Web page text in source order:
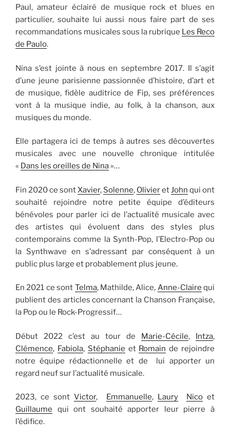
Paul, amateur éclairé de musique rock et blues en
particulier, souhaite lui aussi nous faire part de ses
recommandations musicales sous la rubrique Les Reco
de Paulo.
Nina s’est jointe à nous en septembre 2017. Il s’agit
d’une jeune parisienne passionnée d’histoire, d’art et
de musique, fidèle auditrice de Fip, ses préférences
vont à la musique indie, au folk, à la chanson, aux
musiques du monde.
Elle partagera ici de temps à autres ses découvertes
musicales avec une nouvelle chronique intitulée
« Dans les oreilles de Nina »…
Fin 2020 ce sontXavier, Solenne, OlivieretJohn qui ont
souhaité rejoindre notre petite équipe d’éditeurs
bénévoles pour parler ici de l’actualité musicale avec
des artistes qui évoluent dans des styles plus
contemporains comme la Synth-Pop, l’Electro-Pop ou
la Synthwave en s’adressant par conséquent à un
public plus large et probablement plus jeune.
En 2021 ce sont Telma, Mathilde, Alice, Anne-Claire qui
publient des articles concernant la Chanson Française,
la Pop ou le Rock-Progressif…
Début 2022 c’est au tour de Marie-Cécile, Intza,
Clémence, Fabiola, Stéphanie et Romain de rejoindre
notre équipe rédactionnelle et de lui apporter un
regard neuf sur l’actualité musicale.
2023, ce sontVictor, Emmanuelle, Laury Nicoet
Guillaume qui ont souhaité apporter leur pierre à
l’édifice.